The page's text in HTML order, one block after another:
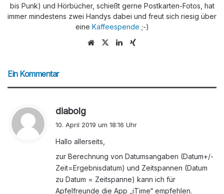
bis Punk) und Hörbücher, schießt gerne Postkarten-Fotos, hat
immer mindestens zwei Handys dabei und freut sich riesig über
eine Kaffeespende ;-)
We
X
Lin
Ein Kommentar
diabolg
t
:
10. April 2019 um 18:16 Uhr
Hallo allerseits,
zur Berechnung von Datumsangaben (Datum+/-
Zeit=Ergebnisdatum) und Zeitspannen (Datum
zu Datum = Zeitspanne) kann ich für
Apfelfreunde die App „iTime“ empfehlen.